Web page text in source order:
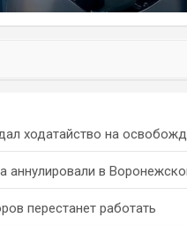
ходатайство на
аннулировали в
перестанет работать